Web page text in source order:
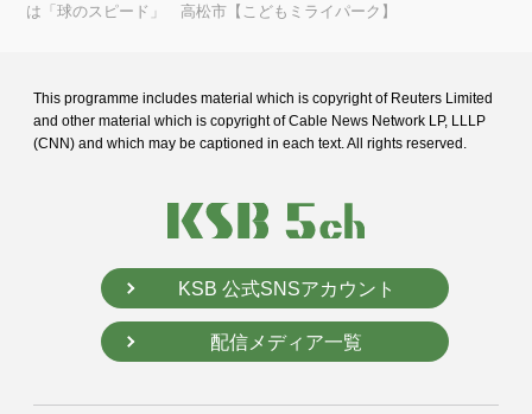
は「球のスピード」 高松市【こどもミライパーク】
This programme includes material which is copyright of Reuters Limited
and other material which is copyright of Cable News Network LP, LLLP
(CNN) and which may be captioned in each text. All rights reserved.
KSB 公式SNSアカウント
配信メディア一覧